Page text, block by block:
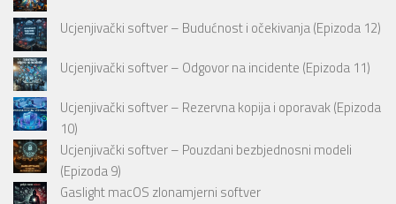
Ucjenjivački softver – Budućnost i očekivanja (Epizoda 12)
Ucjenjivački softver – Odgovor na incidente (Epizoda 11)
Ucjenjivački softver – Rezervna kopija i oporavak (Epizoda
10)
Ucjenjivački softver – Pouzdani bezbjednosni modeli
(Epizoda 9)
Gaslight macOS zlonamjerni softver